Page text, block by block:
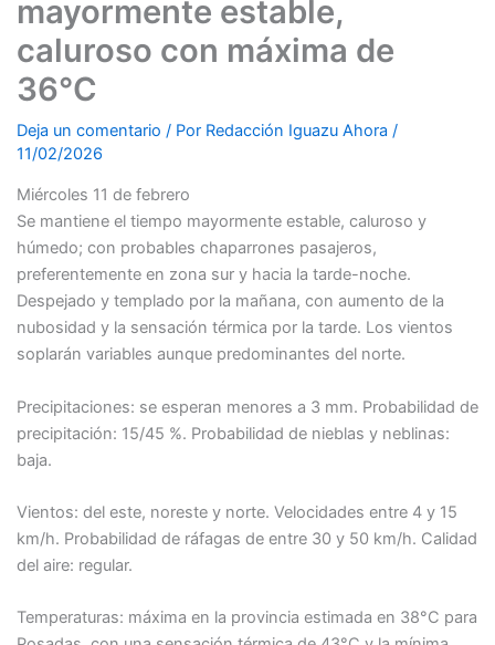
mayormente estable,
caluroso con máxima de
36°C
Deja un comentario / Por Redacción Iguazu Ahora /
11/02/2026
Miércoles 11 de febrero
Se mantiene el tiempo mayormente estable, caluroso y
húmedo; con probables chaparrones pasajeros,
preferentemente en zona sur y hacia la tarde-noche.
Despejado y templado por la mañana, con aumento de la
nubosidad y la sensación térmica por la tarde. Los vientos
soplarán variables aunque predominantes del norte.
Precipitaciones: se esperan menores a 3 mm. Probabilidad de
precipitación: 15/45 %. Probabilidad de nieblas y neblinas:
baja.
Vientos: del este, noreste y norte. Velocidades entre 4 y 15
km/h. Probabilidad de ráfagas de entre 30 y 50 km/h. Calidad
del aire: regular.
Temperaturas: máxima en la provincia estimada en 38°C para